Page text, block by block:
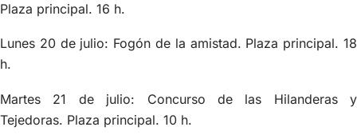
Plaza principal. 16 h.
Lunes 20 de julio: Fogón de la amistad. Plaza principal. 18
h.
Martes 21 de julio: Concurso de las Hilanderas y
Tejedoras. Plaza principal. 10 h.